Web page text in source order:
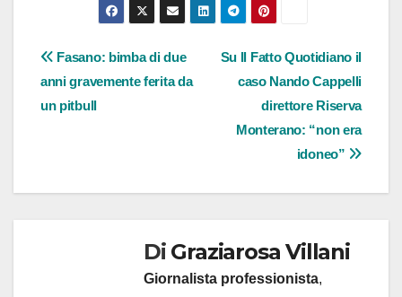
Navigazione
articoli
Su Il Fatto Quotidiano il
caso Nando Cappelli
direttore Riserva
Monterano: “non era
idoneo”
Fasano: bimba di due
anni gravemente ferita da
un pitbull
Di Graziarosa Villani
Giornalista professionista,